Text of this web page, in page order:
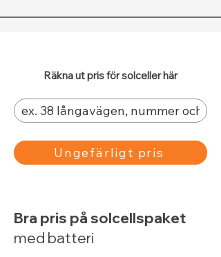
Räkna ut pris för solceller här
Ungefärligt pris
Bra pris på solcellspaket
med batteri